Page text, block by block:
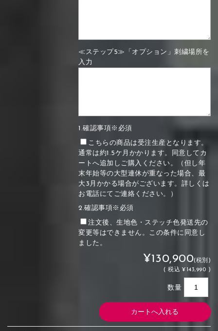
≪ステップ5≫「オプション」刺繍場所を
入力
1.確認事項※必須
こちらの商品は受注生産となります。
通常は約1.5ケ月かかります。同意してカ
ートへ追加しご購入ください。（但し年
末年始等の大型連休が重なった場合、最
大3月かかる場合がございます。詳しくは
お電話にてご連絡ください。）
2.確認事項※必須
注文後、生地色・ステッチ色発送先の
変更等はできません。この条件に同意し
ました。
¥130,900(税別)
(税込 ¥143,990 )
数量